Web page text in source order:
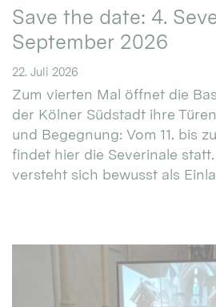
Save the date: 4.
September 2026
22. Juli 2026
Zum vierten Mal öffnet die
der Kölner Südstadt ihre
und Begegnung: Vom 11. bis
findet hier die Severinale
versteht sich bewusst als